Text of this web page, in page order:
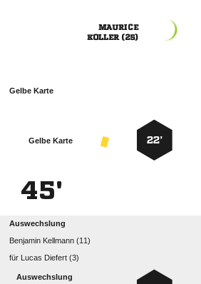

 
Gelbe Karte
22’
Gelbe Karte
45'
Auswechslung
  
für   
Auswechslung